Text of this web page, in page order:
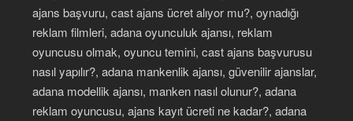
ajans başvuru, cast ajans ücret alıyor mu?, oynadığı
reklam filmleri, adana oyunculuk ajansı, reklam
oyuncusu olmak, oyuncu temini, cast ajans başvurusu
nasıl yapılır?, adana mankenlik ajansı, güvenilir ajanslar,
adana modellik ajansı, manken nasıl olunur?, adana
reklam oyuncusu, ajans kayıt ücreti ne kadar?, adana